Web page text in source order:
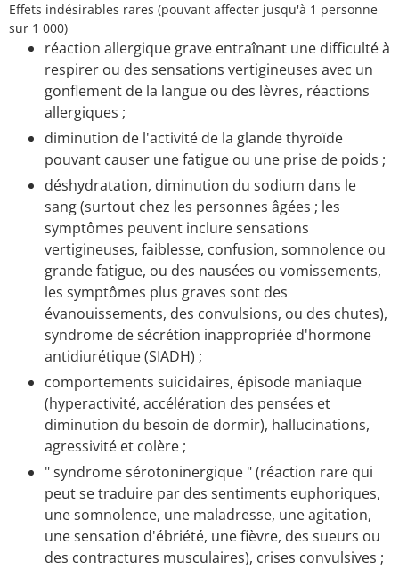
Effets indésirables rares (pouvant affecter jusqu'à 1 personne
sur 1 000)
réaction allergique grave entraînant une difficulté à
respirer ou des sensations vertigineuses avec un
gonflement de la langue ou des lèvres, réactions
allergiques ;
diminution de l'activité de la glande thyroïde
pouvant causer une fatigue ou une prise de poids ;
déshydratation, diminution du sodium dans le
sang (surtout chez les personnes âgées ; les
symptômes peuvent inclure sensations
vertigineuses, faiblesse, confusion, somnolence ou
grande fatigue, ou des nausées ou vomissements,
les symptômes plus graves sont des
évanouissements, des convulsions, ou des chutes),
syndrome de sécrétion inappropriée d'hormone
antidiurétique (SIADH) ;
comportements suicidaires, épisode maniaque
(hyperactivité, accélération des pensées et
diminution du besoin de dormir), hallucinations,
agressivité et colère ;
" syndrome sérotoninergique " (réaction rare qui
peut se traduire par des sentiments euphoriques,
une somnolence, une maladresse, une agitation,
une sensation d'ébriété, une fièvre, des sueurs ou
des contractures musculaires), crises convulsives ;